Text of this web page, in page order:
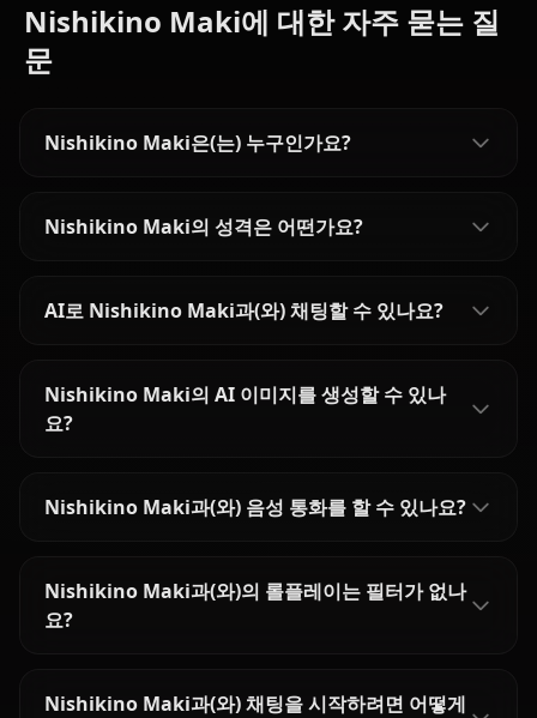
Nishikino Maki에 대한 자주 묻는 질
문
Nishikino Maki은(는) 누구인가요?
Nishikino Maki의 성격은 어떤가요?
AI로 Nishikino Maki과(와) 채팅할 수 있나요?
Nishikino Maki의 AI 이미지를 생성할 수 있나
요?
Nishikino Maki과(와) 음성 통화를 할 수 있나요?
Nishikino Maki과(와)의 롤플레이는 필터가 없나
요?
Nishikino Maki과(와) 채팅을 시작하려면 어떻게